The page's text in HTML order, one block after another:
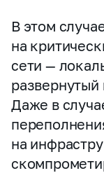
В этом
на
сети —
Даже в
на